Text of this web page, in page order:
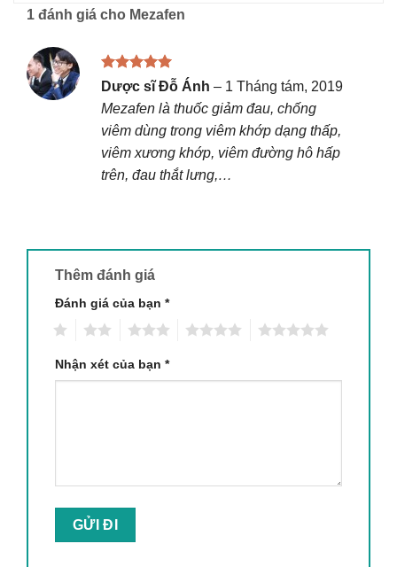
1 đánh giá cho Mezafen
Được xếp
hạng
sao
Dược sĩ Đỗ Ánh – 1 Tháng tám, 2019
Mezafen là thuốc giảm đau, chống
viêm dùng trong viêm khớp dạng thấp,
viêm xương khớp, viêm đường hô hấp
trên, đau thắt lưng,…
Thêm đánh giá
Đánh giá của bạn *
Nhận xét của bạn *